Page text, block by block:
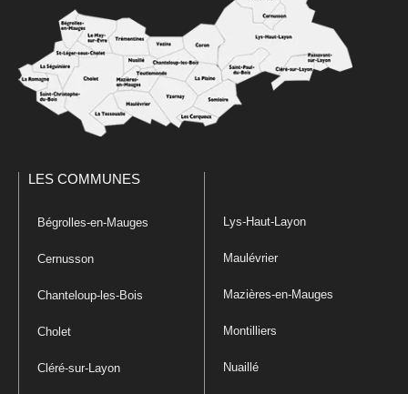
LES COMMUNES
Bégrolles-en-Mauges
Cernusson
Chanteloup-les-Bois
Cholet
Cléré-sur-Layon
Lys-Haut-Layon
Maulévrier
Mazières-en-Mauges
Montilliers
Nuaillé